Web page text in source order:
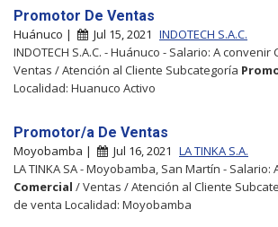
Promotor De Ventas
Huánuco | Jul 15, 2021 INDOTECH S.A.C.
INDOTECH S.A.C. - Huánuco - Salario: A convenir
Ventas / Atención al Cliente Subcategoría
Localidad: Huanuco Activo
Promotor/a De Ventas
Moyobamba | Jul 16, 2021 LA TINKA S.A.
LA TINKA SA - Moyobamba, San Martín - Salario:
Comercial / Ventas / Atención al Cliente
de venta Localidad: Moyobamba